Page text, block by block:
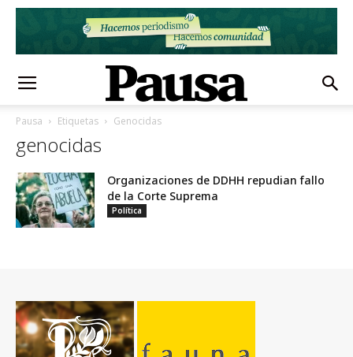
Pausa Etiquetas Genocidas
genocidas
Organizaciones de DDHH repudian fallo
de la Corte Suprema
Política